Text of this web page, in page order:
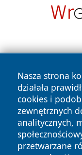
Nasza strona
działała
cookies i
zewnętrznych
analitycznych,
przetwarzane
Copyright © 2026
zastrzeżone.